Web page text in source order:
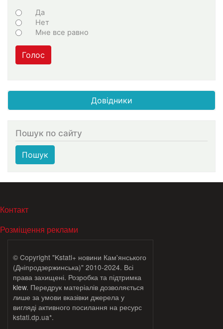
Варіанти
Да
Нет
Мне все равно
Голос
Довідники
Пошук по сайту
Пошук
МЕНЮ В ПОДВАЛЕ
Контакт
Розміщення реклами
© Copyright "Kstati+ новини Кам'янського
(Дніпродзержинська)" 2010-2024. Всі
права захищені. Розробка та підтримка
klew. Передрук матеріалів дозволяється
лише за умови вказівки джерела у
вигляді активного посилання на ресурс
kstati.dp.ua*.